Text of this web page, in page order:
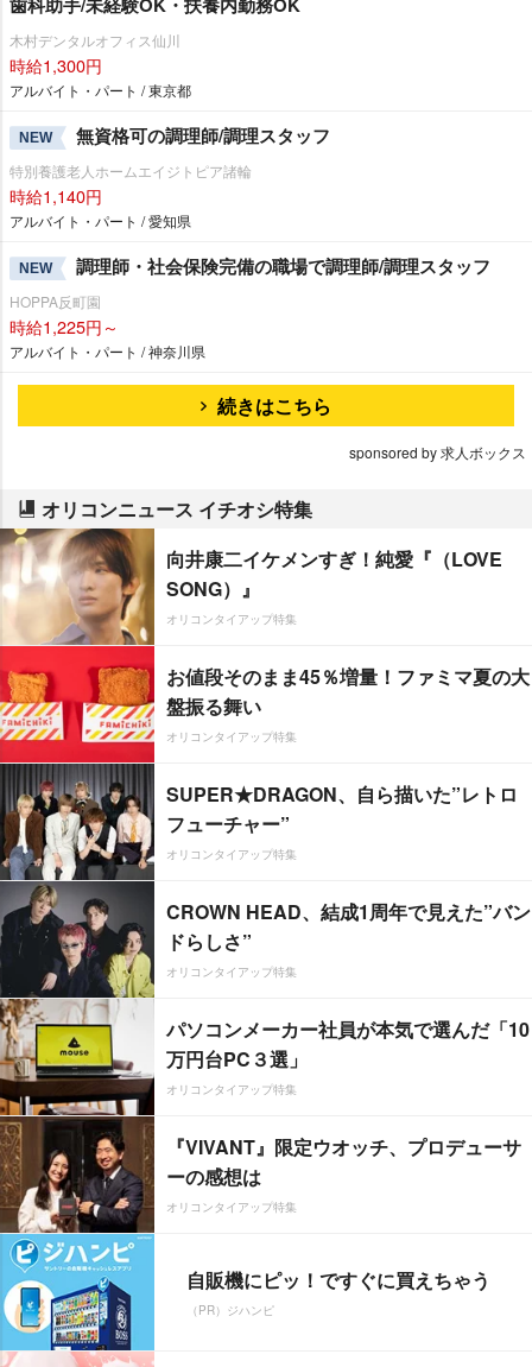
木村デンタルオフィス仙川
時給1,300円
アルバイト・パート / 東京都
NEW 無資格可の調理師/調理スタッフ
特別養護老人ホームエイジトピア諸輪
時給1,140円
アルバイト・パート / 愛知県
NEW 調理師・社会保険完備の職場で調理師/調理スタッフ
HOPPA反町園
時給1,225円～
アルバイト・パート / 神奈川県
続きはこちら
sponsored by 求人ボックス
オリコンニュース イチオシ特集
向井康二イケメンすぎ！純愛『（LOVE
SONG）』
オリコンタイアップ特集
お値段そのまま45％増量！ファミマ夏の大
盤振る舞い
オリコンタイアップ特集
SUPER★DRAGON、自ら描いた”レトロ
フューチャー”
オリコンタイアップ特集
CROWN HEAD、結成1周年で見えた”バン
ドらしさ”
オリコンタイアップ特集
パソコンメーカー社員が本気で選んだ「10
万円台PC３選」
オリコンタイアップ特集
『VIVANT』限定ウオッチ、プロデューサ
ーの感想は
オリコンタイアップ特集
自販機にピッ！ですぐに買えちゃう
（PR）ジハンピ